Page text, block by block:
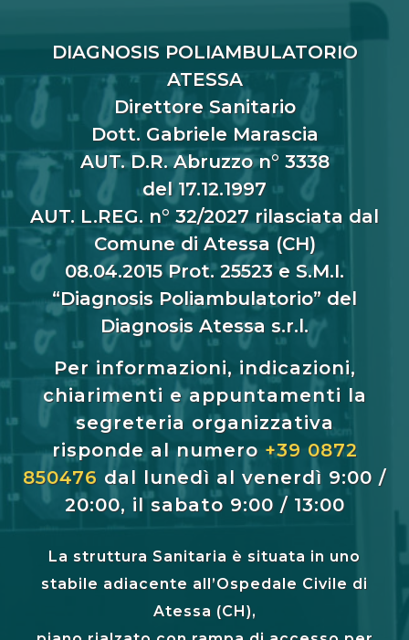
DIAGNOSIS POLIAMBULATORIO
ATESSA
Direttore Sanitario
Dott. Gabriele Marascia
AUT. D.R. Abruzzo n° 3338
del 17.12.1997
AUT. L.REG. n° 32/2027 rilasciata dal
Comune di Atessa (CH)
08.04.2015 Prot. 25523 e S.M.I.
“Diagnosis Poliambulatorio” del
Diagnosis Atessa s.r.l.
Per informazioni, indicazioni,
chiarimenti e appuntamenti la
segreteria organizzativa
risponde al numero +39 0872
850476 dal lunedì al venerdì 9:00 /
20:00, il sabato 9:00 / 13:00
La struttura Sanitaria è situata in uno
stabile adiacente all’Ospedale Civile di
Atessa (CH),